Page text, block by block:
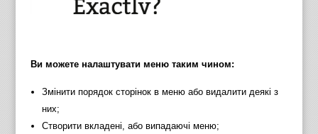
Ви можете налаштувати меню таким чином:
Змінити порядок сторінок в меню або видалити деякі з
них;
Створити вкладені, або випадаючi меню;